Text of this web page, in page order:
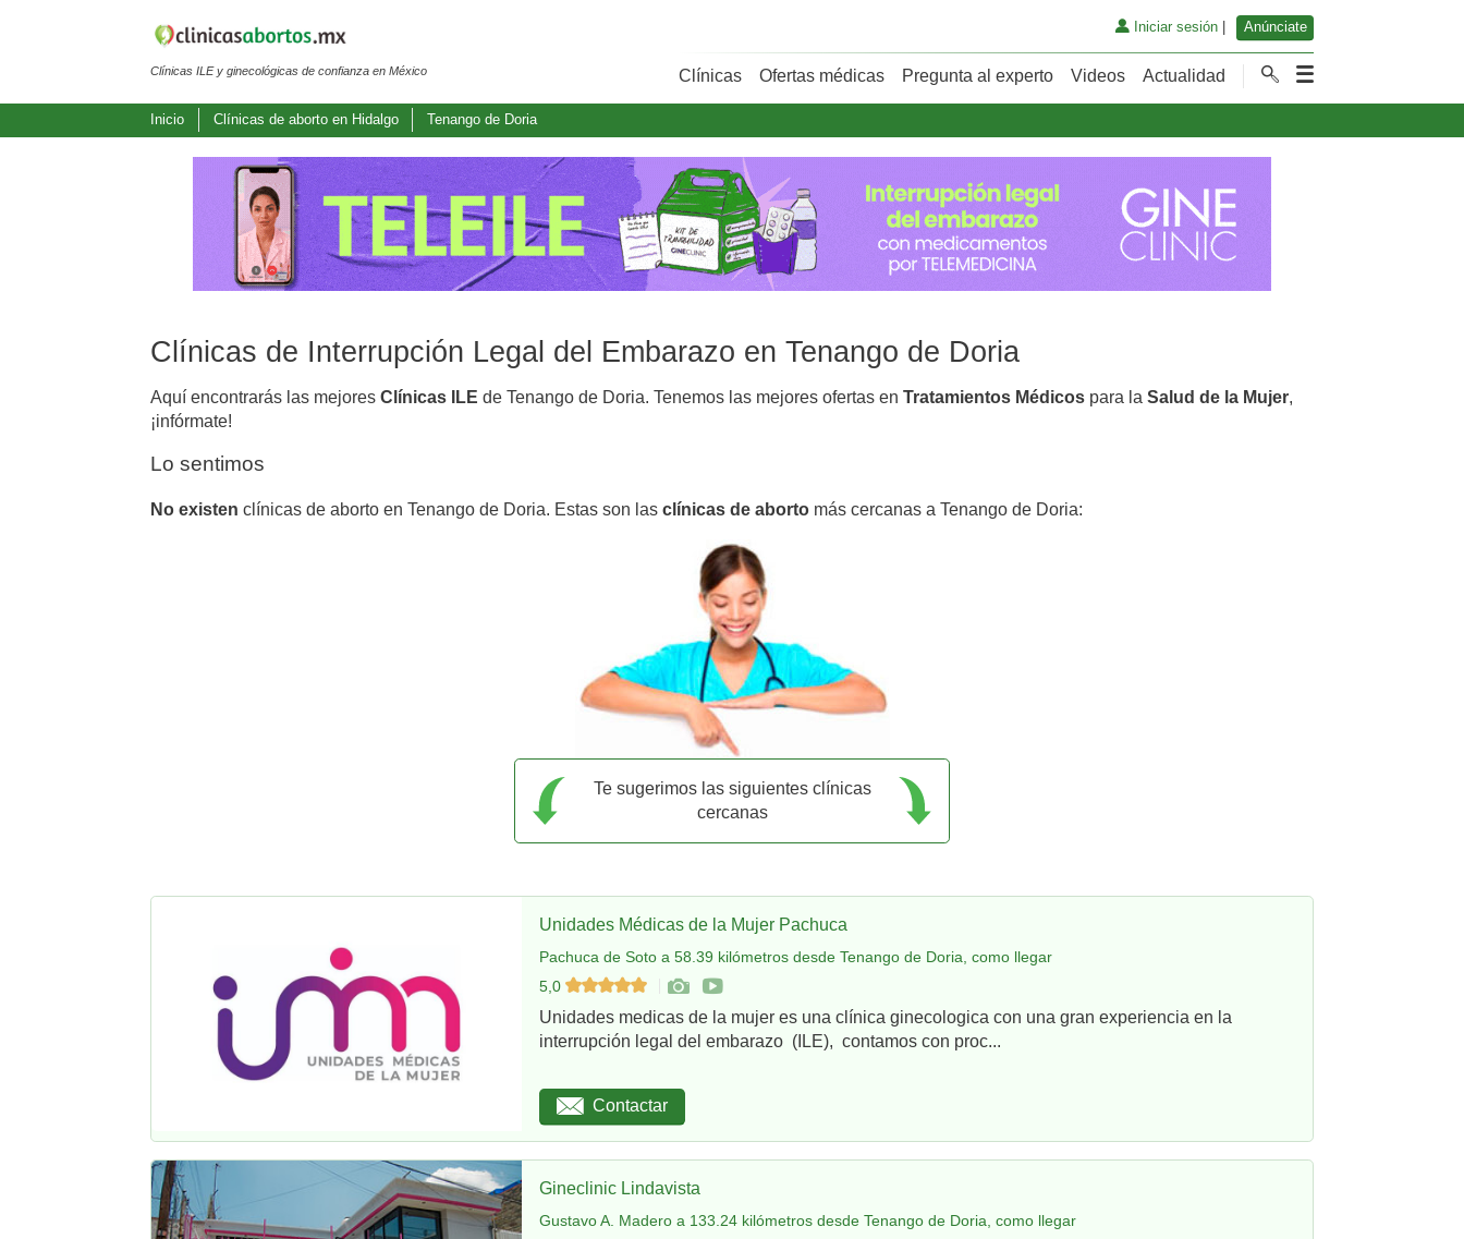
Clínicas ILE y ginecológicas de confianza en México
Iniciar sesión| Anúnciate
Clínicas Ofertas médicas Pregunta al experto Videos Actualidad
Inicio Clínicas de aborto en Hidalgo Tenango de Doria
Clínicas de Interrupción Legal del Embarazo en Tenango de Doria
Aquí encontrarás las mejores Clínicas ILE de Tenango de Doria. Tenemos las mejores ofertas en Tratamientos Médicos para la Salud de la Mujer,
¡infórmate!
Lo sentimos
No existen clínicas de aborto en Tenango de Doria. Estas son las clínicas de aborto más cercanas a Tenango de Doria:
Te sugerimos las siguientes clínicas
cercanas
Unidades Médicas de la Mujer Pachuca
Pachuca de Soto a 58.39 kilómetros desde Tenango de Doria, como llegar
5,0
Unidades medicas de la mujer es una clínica ginecologica con una gran experiencia en la
interrupción legal del embarazo (ILE), contamos con proc...
Contactar
Gineclinic Lindavista
Gustavo A. Madero a 133.24 kilómetros desde Tenango de Doria, como llegar